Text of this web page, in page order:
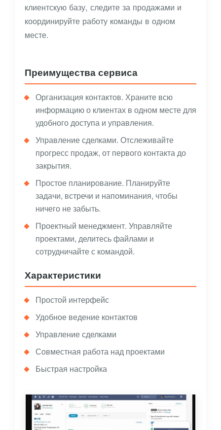
клиентскую базу, следите за продажами и
координируйте работу команды в одном
месте.
Преимущества сервиса
Организация контактов. Храните всю
информацию о клиентах в одном месте для
удобного доступа и управления.
Управление сделками. Отслеживайте
прогресс продаж, от первого контакта до
закрытия.
Простое планирование. Планируйте
задачи, встречи и напоминания, чтобы
ничего не забыть.
Проектный менеджмент. Управляйте
проектами, делитесь файлами и
сотрудничайте с командой.
Характеристики
Простой интерфейс
Удобное ведение контактов
Управление сделками
Совместная работа над проектами
Быстрая настройка